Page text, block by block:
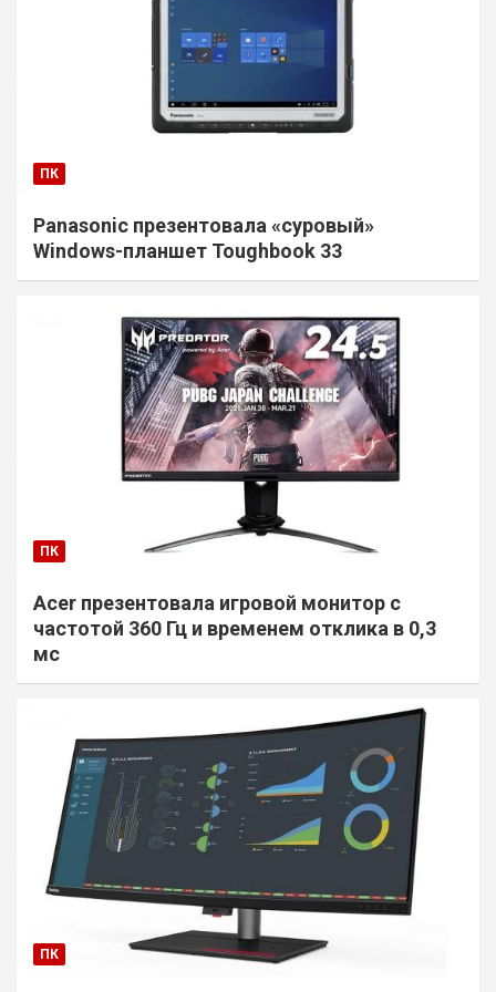
ПК
Panasonic презентовала «суровый»
Windows-планшет Toughbook 33
ПК
Acer презентовала игровой монитор с
частотой 360 Гц и временем отклика в 0,3
мс
ПК